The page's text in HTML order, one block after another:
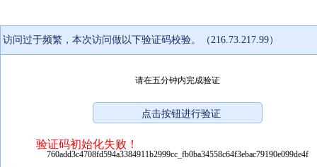
访问过于频繁，本次访问做以下验证码校验。（216.73.217.99）
请在五分钟内完成验证
验证码初始化失败！
760add3c4708fd594a3384911b2999cc_fb0ba34558c64f3ebac79190e099de4f